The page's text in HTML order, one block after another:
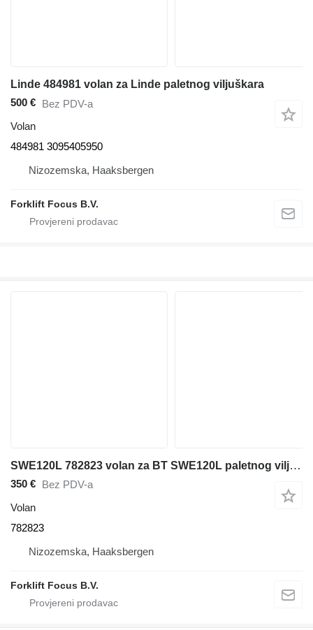
Linde 484981 volan za Linde paletnog viljuškara
500 € Bez PDV-a
Volan
484981 3095405950
Nizozemska, Haaksbergen
Forklift Focus B.V.
SWE120L 782823 volan za BT SWE120L paletnog viljuškara
350 €
Bez PDV-a
Volan
782823
Nizozemska, Haaksbergen
Forklift Focus B.V.